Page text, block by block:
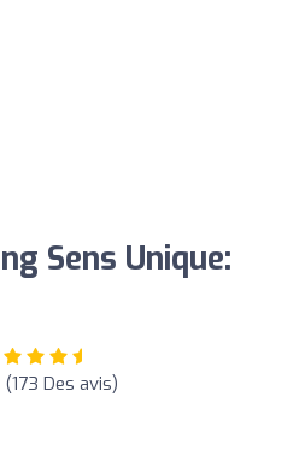
Sens Unique:
Des avis)